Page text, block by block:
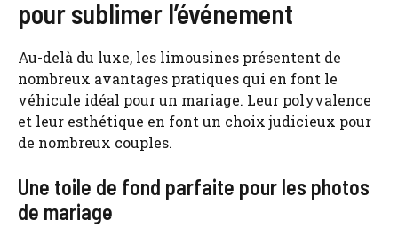
pour sublimer l’événement
Au-delà du luxe, les limousines présentent de
nombreux avantages pratiques qui en font le
véhicule idéal pour un mariage. Leur polyvalence
et leur esthétique en font un choix judicieux pour
de nombreux couples.
Une toile de fond parfaite pour les photos
de mariage